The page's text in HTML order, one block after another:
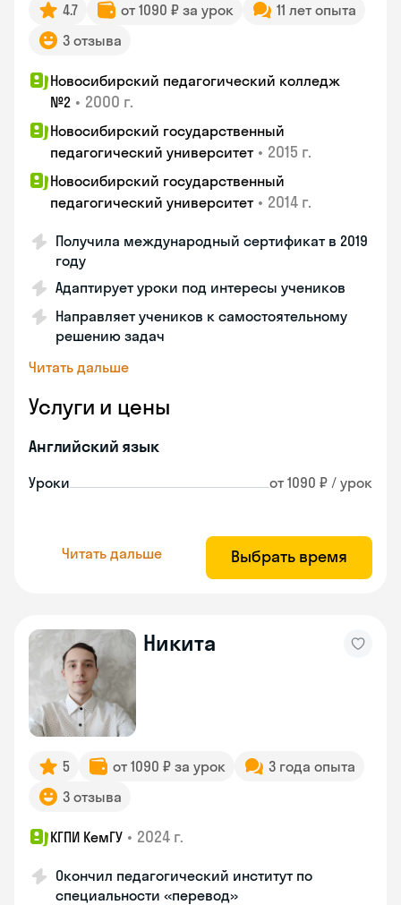
4.7 от 1090 ₽ за урок
11 лет опыта
3 отзыва
Новосибирский педагогический колледж
№2 • 2000 г.
Новосибирский государственный
педагогический университет • 2015 г.
Новосибирский государственный
педагогический университет • 2014 г.
Получила международный сертификат в 2019
году
Адаптирует уроки под интересы учеников
Направляет учеников к самостоятельному
решению задач
Читать дальше
Услуги и цены
Английский язык
Уроки от 1090 ₽ / урок
Читать дальше Выбрать время
Никита
5 от 1090 ₽ за урок
3 года опыта
3 отзыва
КГПИ КемГУ • 2024 г.
Окончил педагогический институт по
специальности «перевод»